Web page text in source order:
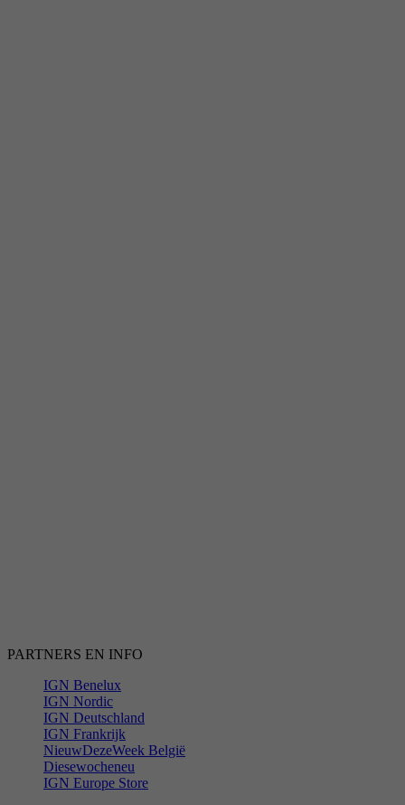
PARTNERS EN INFO
IGN Benelux
IGN Nordic
IGN Deutschland
IGN Frankrijk
NieuwDezeWeek België
Diesewocheneu
IGN Europe Store